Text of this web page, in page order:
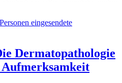
Dermatopathologie